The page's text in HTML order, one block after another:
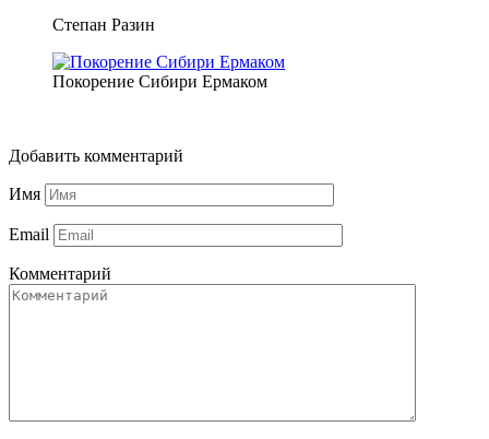
Степан Разин
Покорение Сибири Ермаком
Добавить комментарий
Имя
Email
Комментарий